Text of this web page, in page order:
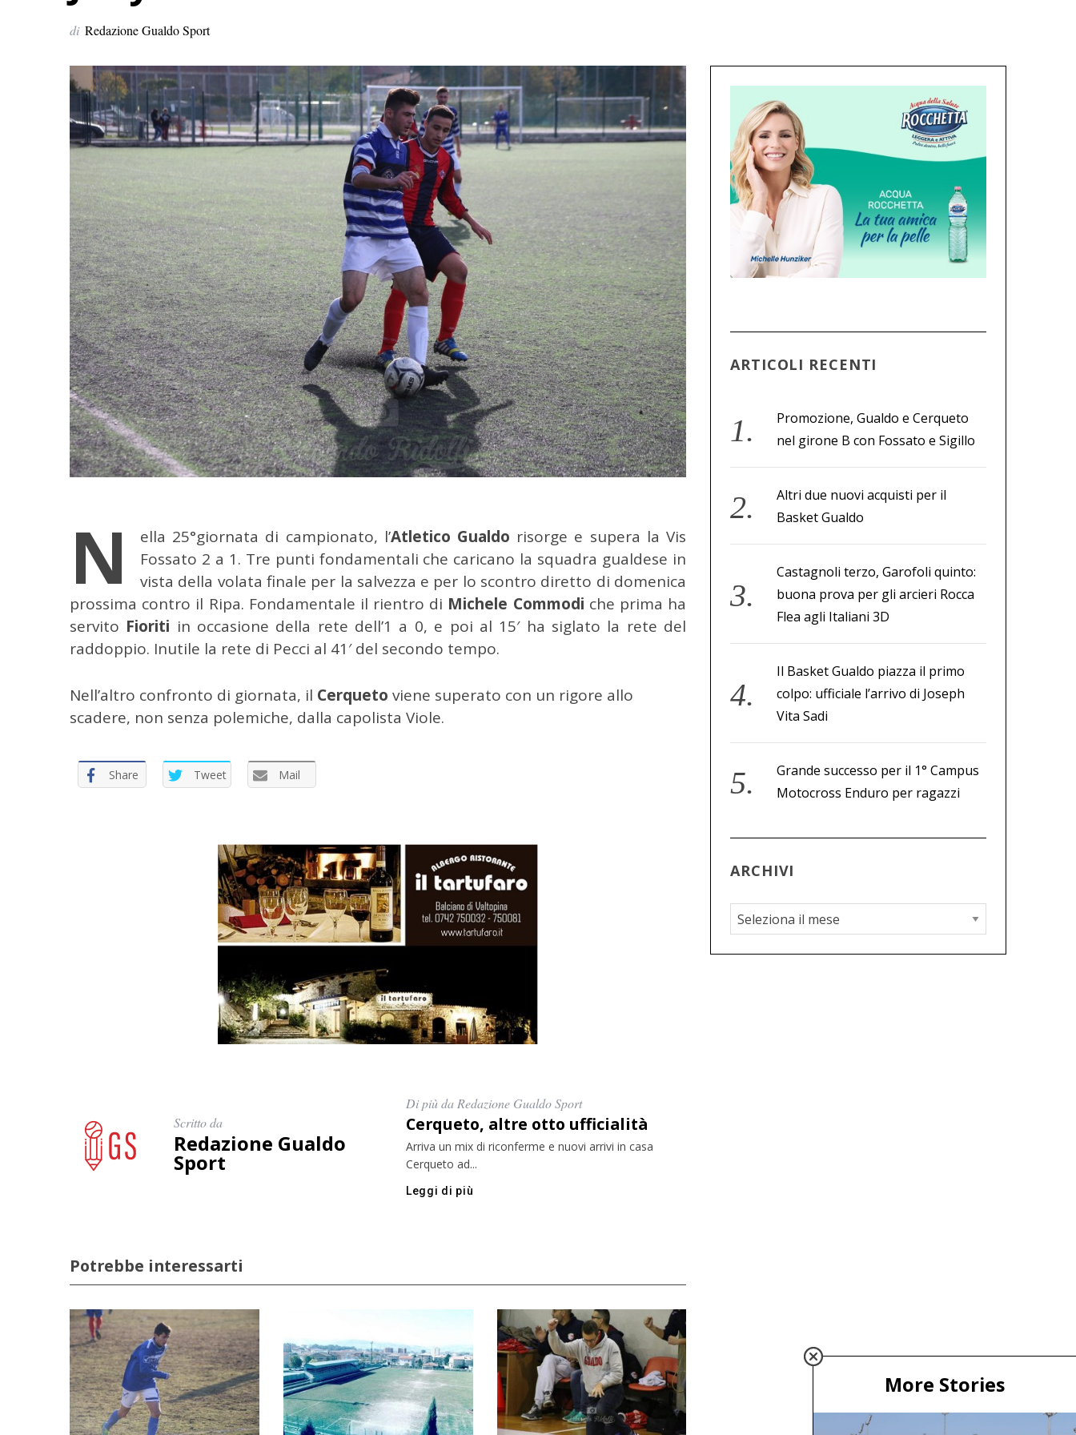
di Redazione Gualdo Sport
N ella 25°giornata di campionato, l’Atletico Gualdo risorge e supera la Vis
Fossato 2 a 1. Tre punti fondamentali che caricano la squadra gualdese in
vista della volata finale per la salvezza e per lo scontro diretto di domenica
prossima contro il Ripa. Fondamentale il rientro di Michele Commodi che prima ha
servito Fioriti in occasione della rete dell’1 a 0, e poi al 15′ ha siglato la rete del
raddoppio. Inutile la rete di Pecci al 41′ del secondo tempo.
Nell’altro confronto di giornata, il Cerqueto viene superato con un rigore allo
scadere, non senza polemiche, dalla capolista Viole.
Share Tweet Mail
Scritto da
Redazione Gualdo
Sport
Di più da Redazione Gualdo Sport
Cerqueto, altre otto ufficialità
Arriva un mix di riconferme e nuovi arrivi in casa
Cerqueto ad...
Leggi di più
Potrebbe interessarti
ARTICOLI RECENTI
Promozione, Gualdo e Cerqueto
nel girone B con Fossato e Sigillo
Altri due nuovi acquisti per il
Basket Gualdo
Castagnoli terzo, Garofoli quinto:
buona prova per gli arcieri Rocca
Flea agli Italiani 3D
Il Basket Gualdo piazza il primo
colpo: ufficiale l’arrivo di Joseph
Vita Sadi
Grande successo per il 1° Campus
Motocross Enduro per ragazzi
ARCHIVI
A
r
c
More Stories
C
r
c
a
p
r